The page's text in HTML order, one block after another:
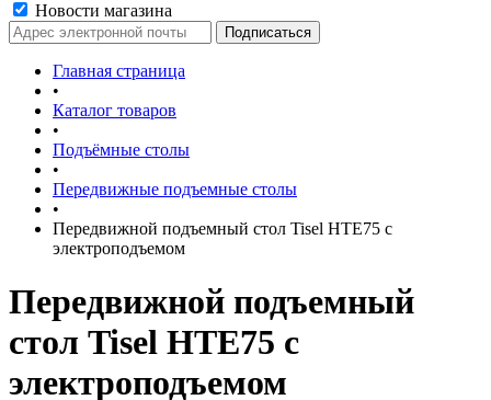
Новости магазина
Главная страница
•
Каталог товаров
•
Подъёмные столы
•
Передвижные подъемные столы
•
Передвижной подъемный стол Tisel HTE75 c
электроподъемом
Передвижной подъемный
стол Tisel HTE75 c
электроподъемом